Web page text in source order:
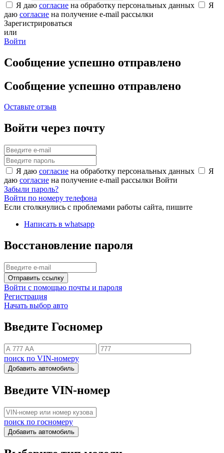
Я даю согласие на обработку персональных данных
Я
даю согласие на получение e-mail рассылки
Зарегистрироваться
или
Войти
Сообщение успешно отправлено
Сообщение успешно отправлено
Оставьте отзыв
Войти через почту
Я даю согласие на обработку персональных данных
Я
даю согласие на получение e-mail рассылки Войти
Забыли пароль?
Войти по номеру телефона
Если столкнулись с проблемами работы сайта, пишите
Написать в whatsapp
Восстановление пароля
Отправить ссылку
Войти с помощью почты и пароля
Регистрация
Начать выбор авто
Введите Госномер
поиск по VIN-номеру
Добавить автомобиль
Введите VIN-номер
поиск по госномеру
Добавить автомобиль